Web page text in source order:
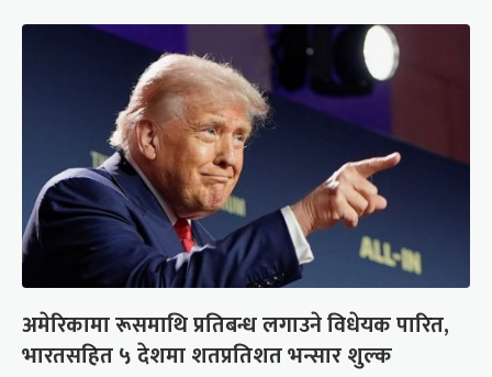
अमेरिकामा रूसमाथि प्रतिबन्ध लगाउने विधेयक पारित,
भारतसहित ५ देशमा शतप्रतिशत भन्सार शुल्क